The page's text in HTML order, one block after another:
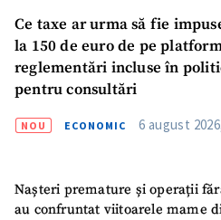
Ce taxe ar urma să fie
la 150 de euro de pe
reglementări incluse în
pentru consultări
NOU ECONOMIC 6 august
Nașteri premature și operații
au confruntat viitoarele mame